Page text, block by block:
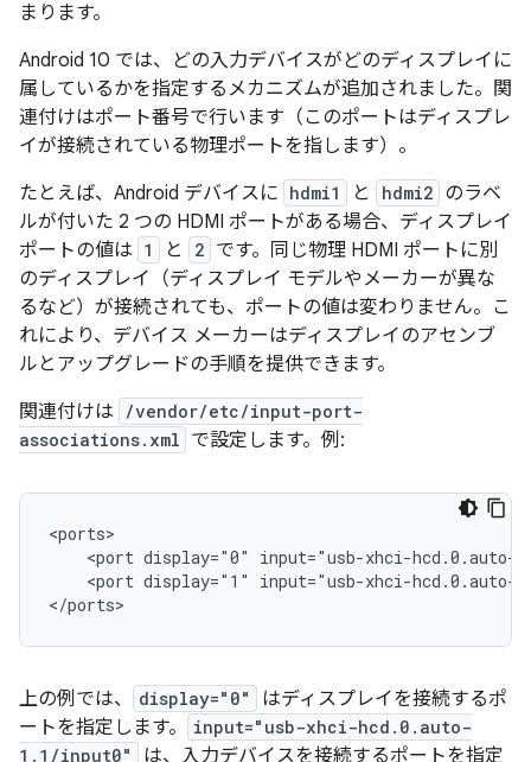
まります。
Android 10 では、どの入力デバイスがどのディスプレイに
属しているかを指定するメカニズムが追加されました。関
連付けはポート番号で行います（このポートはディスプレ
イが接続されている物理ポートを指します）。
たとえば、Android デバイスに hdmi1 と hdmi2 のラベ
ルが付いた 2 つの HDMI ポートがある場合、ディスプレイ
ポートの値は 1 と 2 です。同じ物理 HDMI ポートに別
のディスプレイ（ディスプレイ モデルやメーカーが異な
るなど）が接続されても、ポートの値は変わりません。こ
れにより、デバイス メーカーはディスプレイのアセンブ
ルとアップグレードの手順を提供できます。
関連付けは
/vendor/etc/input-port-
associations.xml で設定します。例:
<ports>
<port display="0" input="usb-xhci-hcd.0.auto-
<port display="1" input="usb-xhci-hcd.0.auto-
</ports>
上の例では、 display="0"
はディスプレイを接続するポ
ートを指定します。
input="usb-xhci-hcd.0.auto-
1.1/input0"
は、入力デバイスを接続するポートを指定